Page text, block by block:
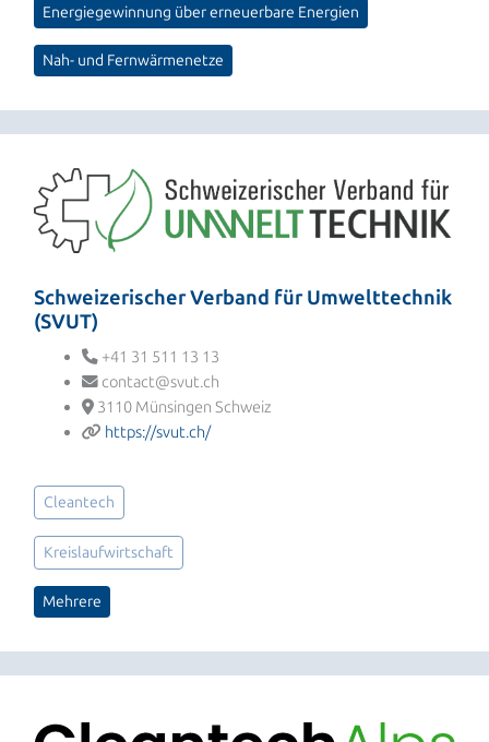
Energiegewinnung über erneuerbare Energien
Nah- und Fernwärmenetze
Schweizerischer Verband für Umwelttechnik
(SVUT)
+41 31 511 13 13
contact@svut.ch
3110 Münsingen Schweiz
https://svut.ch/
Cleantech
Kreislaufwirtschaft
Mehrere